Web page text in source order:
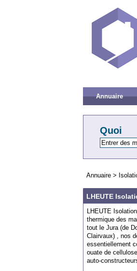
Annuaire
Quoi
Annuaire >
LHEUTE
LHEUTE
thermique des
tout le Jura (de
Clairvaux) , nos
essentiellement
ouate de
auto-